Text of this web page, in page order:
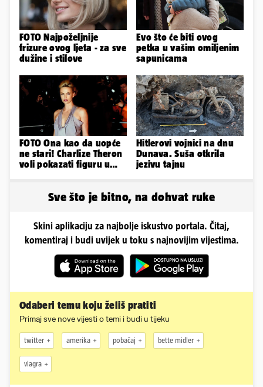
FOTO Najpoželjnije
frizure ovog ljeta - za sve
dužine i stilove
Evo što će biti ovog
petka u vašim omiljenim
sapunicama
FOTO Ona kao da uopće
ne stari! Charlize Theron
voli pokazati figuru u
Hitlerovi vojnici na dnu
Dunava. Suša otkrila
jezivu tajnu
Sve što je bitno, na dohvat ruke
Skini aplikaciju za najbolje iskustvo portala. Čitaj,
komentiraj i budi uvijek u toku s najnovijim vijestima.
Odaberi temu koju želiš pratiti
Primaj sve nove vijesti o temi i budi u tijeku
twitter amerika pobačaj bette midler
viagra